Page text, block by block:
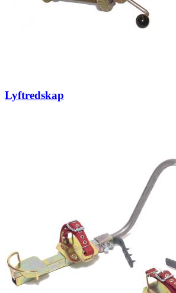
Lyftredskap